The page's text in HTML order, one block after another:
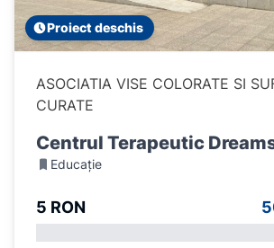
Proiect deschis
ASOCIATIA VISE COLORATE SI
CURATE
Centrul Terapeutic
Educație
5 RON